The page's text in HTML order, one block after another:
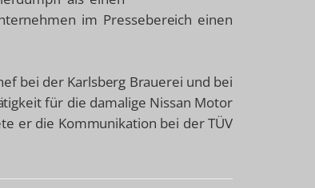
im Pressebereich einen
bei der Karlsberg Brauerei und bei
für die damalige Nissan Motor
er die Kommunikation bei der TÜV